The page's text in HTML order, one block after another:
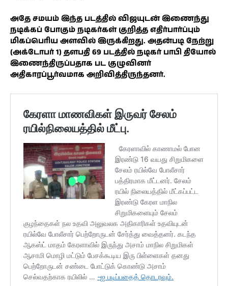
அதே சமயம் இந்த படத்தில் விஜயுடன் இணைந்து
நடிக்கப் போகும் நடிகர்கள் குறித்த எதிர்பார்ப்பும்
மிகப்பெரிய அளவில் இருக்கிறது. அதன்படி நேற்று
(அக்டோபர் 1) தளபதி 69 படத்தில் நடிகர் பாபி தியோல்
இணைந்திருப்பதாக பட குழுவினர்
அதிகாரப்பூர்வமாக அறிவித்திருந்தனர்.